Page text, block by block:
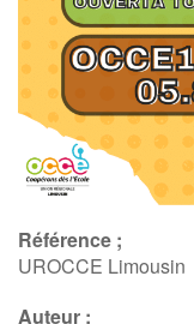
Référence ;
UROCCE Limousin
Auteur :